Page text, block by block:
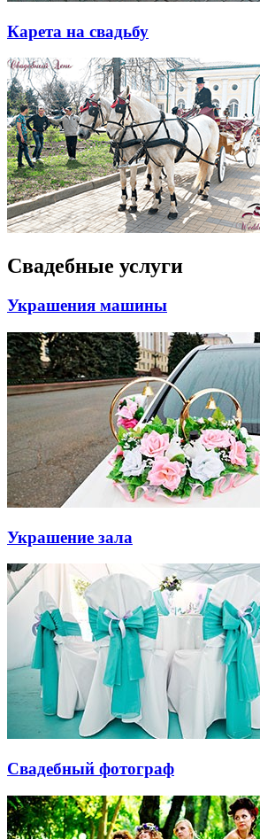
Карета на свадьбу
Свадебные услуги
Украшения машины
Украшение зала
Свадебный фотограф